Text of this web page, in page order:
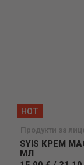
HOT
Продукти за
SYIS КРЕМ
МЛ